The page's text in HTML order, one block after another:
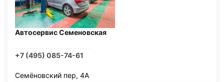
Автосервис Семеновская
+7 (495) 085-74-61
Семёновский пер, 4А